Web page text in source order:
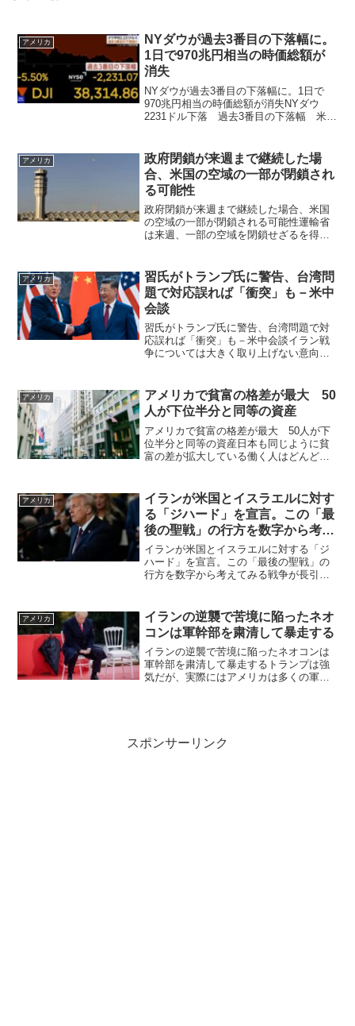
アメリカ
NYダウが過去3番目の下落幅に。
1日で970兆円相当の時価総額が
消失
NYダウが過去3番目の下落幅に。1日で
970兆円相当の時価総額が消失NYダウ
2231ドル下落 過去3番目の下落幅 米中
し、一日の下落幅としては過去3番目の大
きさと...
アメリカ
政府閉鎖が来週まで継続した場
合、米国の空域の一部が閉鎖され
る可能性
政府閉鎖が来週まで継続した場合、米国
の空域の一部が閉鎖される可能性運輸省
は来週、一部の空域を閉鎖せざるを得な
（11月4日）、政府閉鎖が来週まで続いた
場合、運輸省は国内の...
アメリカ
習氏がトランプ氏に警告、台湾問
題で対応誤れば「衝突」も－米中
会談
習氏がトランプ氏に警告、台湾問題で対
応誤れば「衝突」も－米中会談イラン戦
争については大きく取り上げない意向を
会堂での歓迎式典の後、会談に臨んだ。
習氏は台湾問題を巡り、...
アメリカ
アメリカで貧富の格差が最大 50
人が下位半分と同等の資産
アメリカで貧富の格差が最大 50人が下
位半分と同等の資産日本も同じように貧
富の差が拡大している働く人はどんどん
ュースでアメリカの金持ち50人の資産
が、米国民の下位半分と...
アメリカ
イランが米国とイスラエルに対す
る「ジハード」を宣言。この「最
後の聖戦」の行方を数字から考え
てみる
イランが米国とイスラエルに対する「ジ
ハード」を宣言。この「最後の聖戦」の
行方を数字から考えてみる戦争が長引け
にする。ジハードの意味はいろいろとあ
るにしても、ここではあく...
アメリカ
イランの逆襲で苦境に陥ったネオ
コンは軍幹部を粛清して暴走する
イランの逆襲で苦境に陥ったネオコンは
軍幹部を粛清して暴走するトランプは強
気だが、実際にはアメリカは多くの軍事
スポンサーリンク